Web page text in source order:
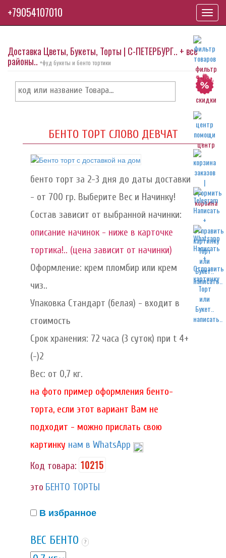
фильтр
скидки
центр
корзина
написать..
написать..
Доставка Цветы, Букеты, Торты | С-ПЕТЕРБУРГ.. + все
районы.. +фуд букеты и бенто тортики
БЕНТО ТОРТ СЛОВО ДЕВЧАТ
бенто торт за 2-3 дня до даты доставки
- от 700 гр. Выберите Вес и Начинку!
Состав зависит от выбранной начинки:
описание начинок - ниже в карточке
тортика!.. (цена зависит от начинки)
Оформление: крем пломбир или крем
чиз..
Упаковка Стандарт (белая) - входит в
стоимость
Срок хранения: 72 часа (3 суток) при t 4+
(-)2
Вес: от 0,7 кг.
на фото пример оформления бенто-
торта, если этот вариант Вам не
подходит - можно прислать свою
картинку нам в WhatsApp
Код товара: 10215
это БЕНТО ТОРТЫ
В избранное
ВЕС БЕНТО ?
+79054107010